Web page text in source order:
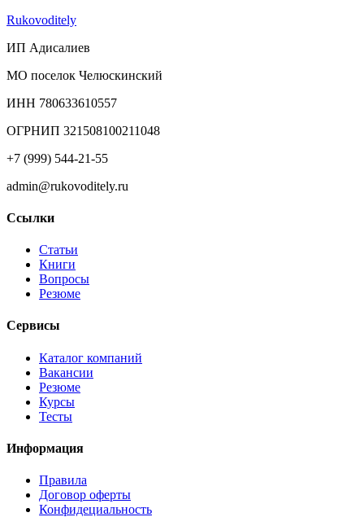
Rukovoditely
ИП Адисалиев
МО поселок Челюскинский
ИНН 780633610557
ОГРНИП 321508100211048
+7 (999) 544-21-55
admin@rukovoditely.ru
Ссылки
Статьи
Книги
Вопросы
Резюме
Сервисы
Каталог компаний
Вакансии
Резюме
Курсы
Тесты
Информация
Правила
Договор оферты
Конфидециальность